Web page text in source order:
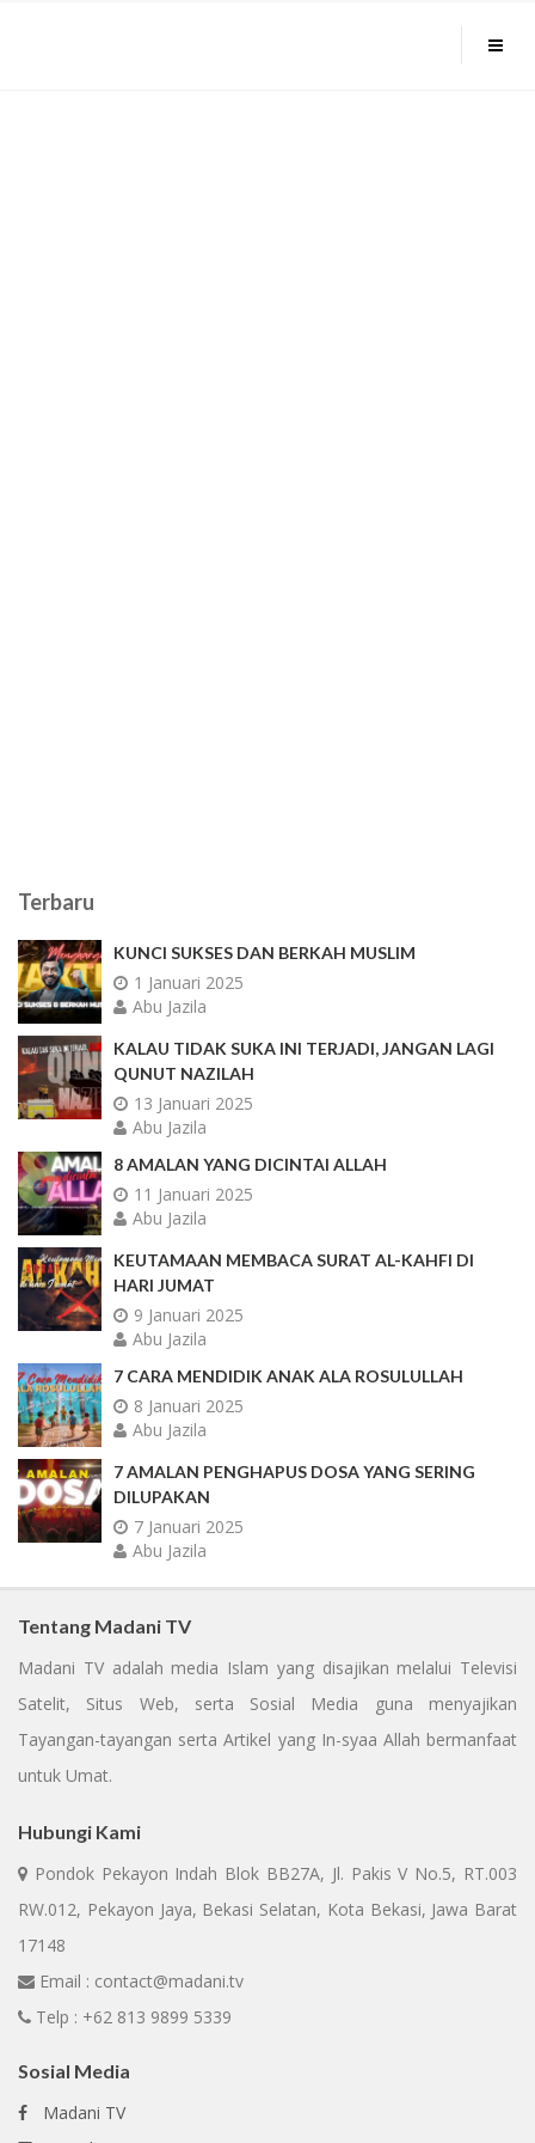
Terbaru
KUNCI SUKSES DAN BERKAH MUSLIM
1 Januari 2025
Abu Jazila
KALAU TIDAK SUKA INI TERJADI, JANGAN LAGI
QUNUT NAZILAH
13 Januari 2025
Abu Jazila
8 AMALAN YANG DICINTAI ALLAH
11 Januari 2025
Abu Jazila
KEUTAMAAN MEMBACA SURAT AL-KAHFI DI
HARI JUMAT
9 Januari 2025
Abu Jazila
7 CARA MENDIDIK ANAK ALA ROSULULLAH
8 Januari 2025
Abu Jazila
7 AMALAN PENGHAPUS DOSA YANG SERING
DILUPAKAN
7 Januari 2025
Abu Jazila
Tentang Madani TV
Madani TV adalah media Islam yang disajikan melalui Televisi
Satelit, Situs Web, serta Sosial Media guna menyajikan
Tayangan-tayangan serta Artikel yang In-syaa Allah bermanfaat
untuk Umat.
Hubungi Kami
Pondok Pekayon Indah Blok BB27A, Jl. Pakis V No.5, RT.003
RW.012, Pekayon Jaya, Bekasi Selatan, Kota Bekasi, Jawa Barat
17148
Email : contact@madani.tv
Telp : +62 813 9899 5339
Sosial Media
Madani TV